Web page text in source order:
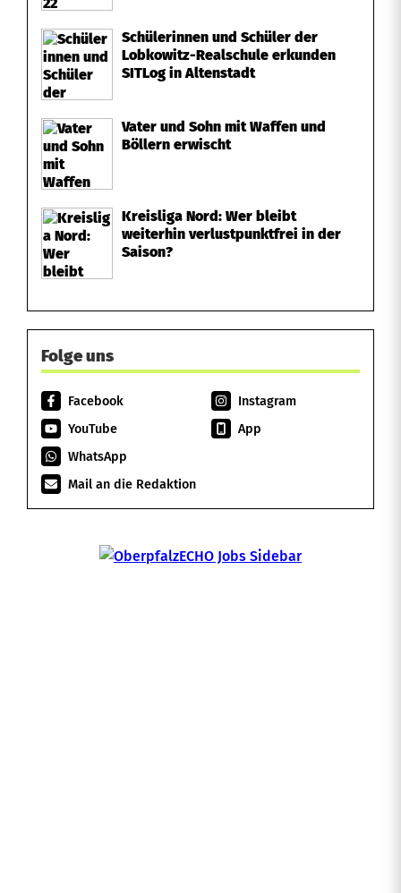
Schülerinnen und Schüler der
Lobkowitz-Realschule erkunden
SITLog in Altenstadt
Vater und Sohn mit Waffen und
Böllern erwischt
Kreisliga Nord: Wer bleibt
weiterhin verlustpunktfrei in der
Saison?
Folge uns
Facebook
Instagram
YouTube
App
WhatsApp
Mail an die Redaktion